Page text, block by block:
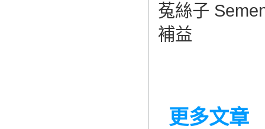
菟絲子
補益
更多文章